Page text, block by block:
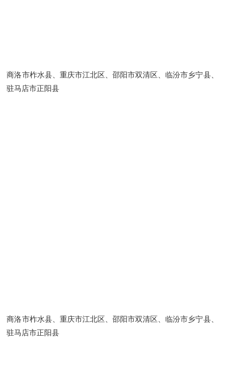
商洛市柞水县、重庆市江北区、邵阳市双清区、临汾市乡宁县、
驻马店市正阳县
商洛市柞水县、重庆市江北区、邵阳市双清区、临汾市乡宁县、
驻马店市正阳县